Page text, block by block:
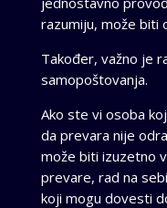
razumiju, može biti
Također, važno je
samopoštovanja.
Ako ste vi osoba
da prevara nije
može biti izuzetno
prevare, rad na
koji mogu dovesti